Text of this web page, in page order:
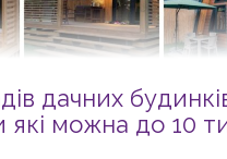
дачних
які можна до 10